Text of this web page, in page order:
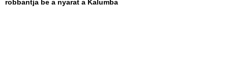
robbantja be a nyarat a Kalumba